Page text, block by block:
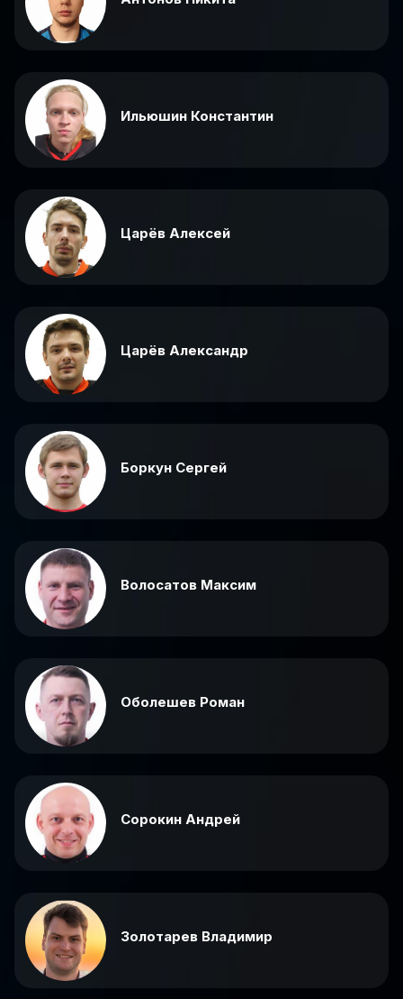
Ильюшин Константин
Царёв Алексей
Царёв Александр
Боркун Сергей
Волосатов Максим
Оболешев Роман
Сорокин Андрей
Золотарев Владимир